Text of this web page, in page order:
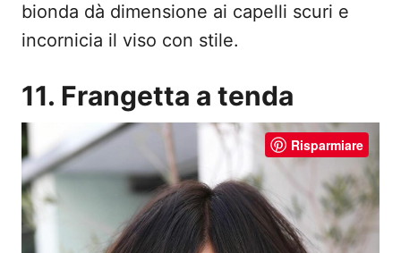
bionda dà dimensione ai capelli scuri e
incornicia il viso con stile.
11. Frangetta a tenda
Risparmiare